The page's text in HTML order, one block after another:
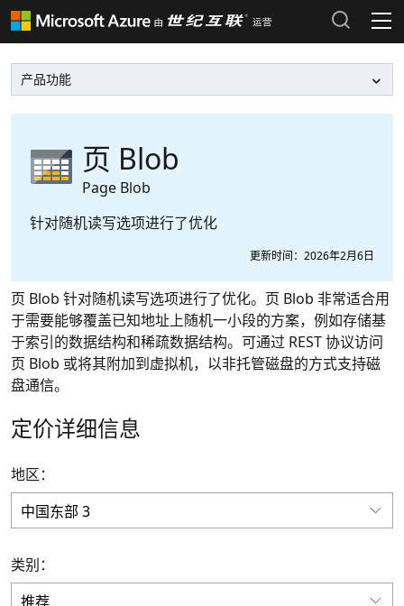
产品和定价
Azure 市场 >
Azure 支持计划 >
Azure 更新 >
登录 Azure 门户
最近搜索历史页 Blob
Page Blob
针对随机读写选项进行了优化
更新时间：2026年2月6日
页 Blob 针对随机读写选项进行了优化。页 Blob 非常适合用
于需要能够覆盖已知地址上随机一小段的方案，例如存储基
于索引的数据结构和稀疏数据结构。可通过 REST 协议访问
页 Blob 或将其附加到虚拟机，以非托管磁盘的方式支持磁
盘通信。
定价详细信息
地区：
类别：